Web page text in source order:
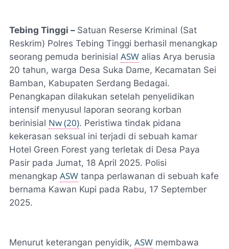
Tebing Tinggi – Satuan Reserse Kriminal (Sat
Reskrim) Polres Tebing Tinggi berhasil menangkap
seorang pemuda berinisial ASW alias Arya berusia
20 tahun, warga Desa Suka Dame, Kecamatan Sei
Bamban, Kabupaten Serdang Bedagai.
Penangkapan dilakukan setelah penyelidikan
intensif menyusul laporan seorang korban
berinisial Nw (20). Peristiwa tindak pidana
kekerasan seksual ini terjadi di sebuah kamar
Hotel Green Forest yang terletak di Desa Paya
Pasir pada Jumat, 18 April 2025. Polisi
menangkap ASW tanpa perlawanan di sebuah kafe
bernama Kawan Kupi pada Rabu, 17 September
2025.
Menurut keterangan penyidik, ASW membawa